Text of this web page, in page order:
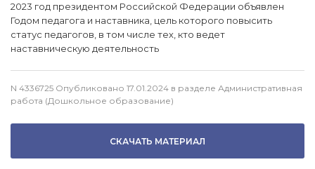
2023 год президентом Российской Федерации объявлен
Годом педагога и наставника, цель которого повысить
статус педагогов, в том числе тех, кто ведет
наставническую деятельность
N 4336725 Опубликовано 17.01.2024 в разделе Административная
работа (Дошкольное образование)
СКАЧАТЬ МАТЕРИАЛ